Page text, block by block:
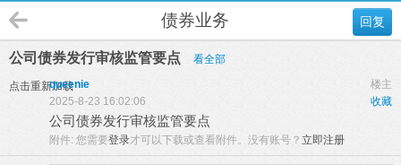
回复
债券业务
公司债券发行审核监管要点 看全部
点击重新加载 楼主
queenie
收藏
2025-8-23 16:02:06
公司债券发行审核监管要点
附件: 您需要登录才可以下载或查看附件。没有账号？ 立即注册